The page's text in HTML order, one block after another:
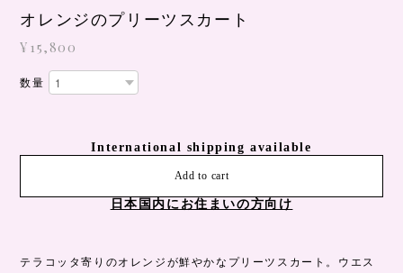
オレンジのプリーツスカート
¥15,800
数量
International shipping available
Add to cart
日本国内にお住まいの方向け
テラコッタ寄りのオレンジが鮮やかなプリーツスカート。ウエス